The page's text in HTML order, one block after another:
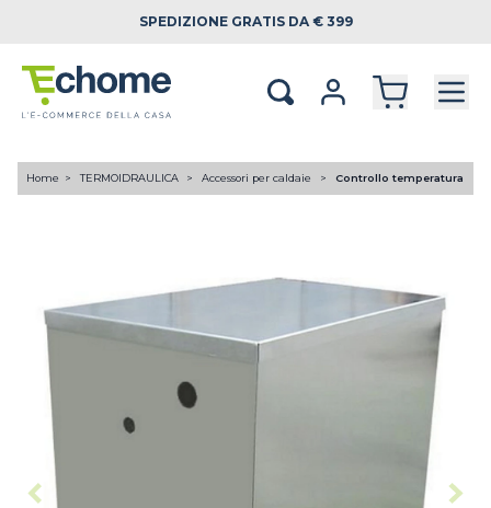
SPEDIZIONE GRATIS DA € 399
Home TERMOIDRAULICA Accessori per caldaie Controllo temperatura